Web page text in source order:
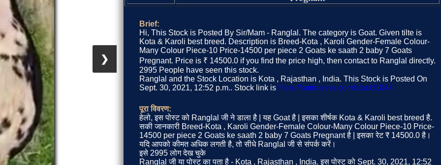
❯
Brief:
Hi, This Stock is Posted By Sir/Mam - Ranglal. The category is Goat. Given tilte is
Kota & Karoli best breed. Description is Breed-Kota , Karoli Gender-Female Colour-
Many Colour Piece-10 Price-14500 per piece 2 Goats ke saath 2 baby 7 Goats
Pregnant. Price is ₹ 14500.0 if you find the price high, then contact to Ranglal directly.
2995 People have seen this stock.
Ranglal and the Stock Location is Kota , Rajasthan , India. This Stock is Posted On
Sept. 30, 2021, 12:52 p.m.. Stock link is https://animalsss.com/stock/1043
पूरा विवरण:
हेलो, इस पोस्ट को Ranglal जी ने डाला है | यह Goat है | इसका शीर्षक Kota & Karoli best breed है.
सकी जानकारी Breed-Kota , Karoli Gender-Female Colour-Many Colour Piece-10 Price-
14500 per piece 2 Goats ke saath 2 baby 7 Goats Pregnant है | इसका रेट ₹ 14500.0 है।
यदि आपको कीमत अधिक लगती है, तो सीधे Ranglal जी से संपर्क करें।
इसे 2995 लोग देख चुके
Ranglal जी या पोस्ट का पता है - Kota , Rajasthan , India. इस पोस्ट को Sept. 30, 2021, 12:52